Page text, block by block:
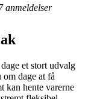
anmeldelser
et stort udvalg
dage at få
kan hente varerne